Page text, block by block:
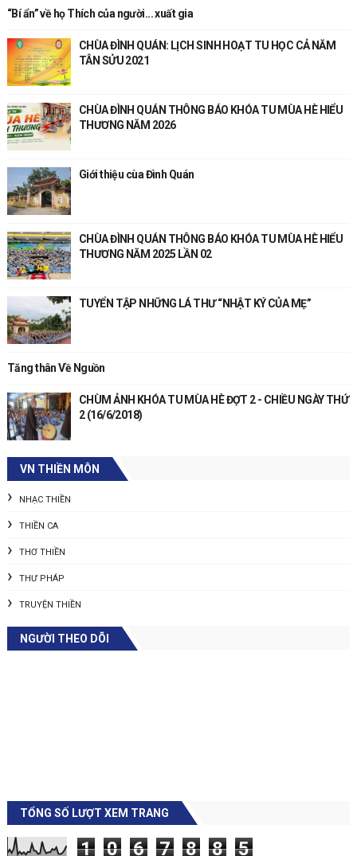
“Bí ẩn” về họ Thích của người... xuất gia
CHÙA ĐÌNH QUÁN: LỊCH SINH HOẠT TU HỌC CẢ NĂM
TÂN SỬU 2021
CHÙA ĐÌNH QUÁN THÔNG BÁO KHÓA TU MÙA HÈ HIỂU
THƯƠNG NĂM 2026
Giới thiệu cùa Đình Quán
CHÙA ĐÌNH QUÁN THÔNG BÁO KHÓA TU MÙA HÈ HIỂU
THƯƠNG NĂM 2025 LẦN 02
TUYỂN TẬP NHỮNG LÁ THƯ “NHẬT KÝ CỦA MẸ”
Tăng thân Về Nguồn
CHÙM ẢNH KHÓA TU MÙA HÈ ĐỢT 2 - CHIỀU NGÀY THỨ
2 (16/6/2018)
VN THIỀN MÔN
NHẠC THIỀN
THIỀN CA
THƠ THIỀN
THƯ PHÁP
TRUYỆN THIỀN
NGƯỜI THEO DÕI
TỔNG SỐ LƯỢT XEM TRANG
1 0 6 7 8 8 5